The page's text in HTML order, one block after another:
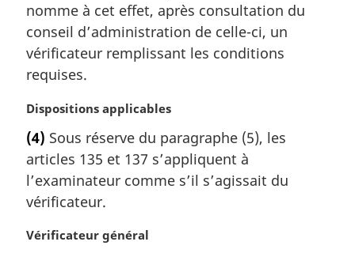
g
i
n
a
e
nomme à cet effet, après consultation du
conseil d’administration de celle-ci, un
vérificateur remplissant les conditions
requises.
N
t
e
m
r
g
Dispositions applicables
(4) Sous réserve du paragraphe (5), les
articles 135 et 137 s’appliquent à
l’examinateur comme s’il s’agissait du
vérificateur.
N
Vérificateur général